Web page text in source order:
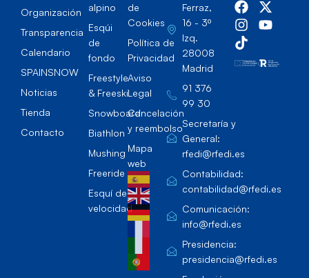
Organización
Transparencia
Calendario
SPAINSNOW
Noticias
Tienda
Contacto
alpino
Esqúi
de
fondo
Freestyle
& Freeski
Snowboard
Biathlon
Mushing
Freeride
Esquí de
velocidad
de
Cookies
Política de
Privacidad
Aviso
Legal
Cancelación
y reembolso
Mapa
web
Ferraz,
16 - 3º
Izq.
28008
Madrid
91 376
99 30
Secretaría y
General:
rfedi@rfedi.es
Contabilidad:
contabilidad@rfedi.es
Comunicación:
info@rfedi.es
Presidencia:
presidencia@rfedi.es